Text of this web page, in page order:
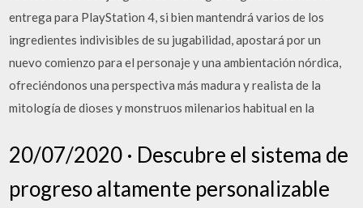
entrega para PlayStation 4, si bien mantendrá varios de los
ingredientes indivisibles de su jugabilidad, apostará por un
nuevo comienzo para el personaje y una ambientación nórdica,
ofreciéndonos una perspectiva más madura y realista de la
mitología de dioses y monstruos milenarios habitual en la
20/07/2020 · Descubre el sistema de
progreso altamente personalizable